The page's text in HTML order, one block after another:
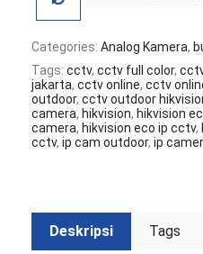
Categories: Analog Kamera,
Tags: cctv, cctv full color,
jakarta, cctv online, cctv
outdoor, cctv outdoor
camera, hikvision, hikvision
camera, hikvision eco ip cctv,
cctv, ip cam outdoor, ip
Deskripsi Tags